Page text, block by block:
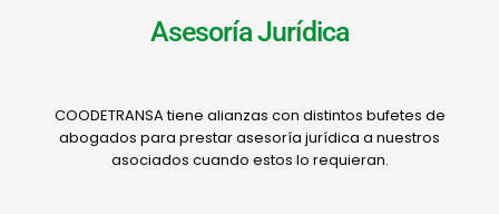
Asesoría Jurídica
COODETRANSA tiene alianzas con distintos bufetes de
abogados para prestar asesoría jurídica a nuestros
asociados cuando estos lo requieran.